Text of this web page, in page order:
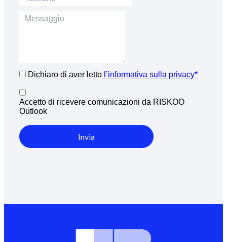
Dichiaro di aver letto l’informativa sulla privacy*
Accetto di ricevere comunicazioni da RISKOO
Outlook
Invia